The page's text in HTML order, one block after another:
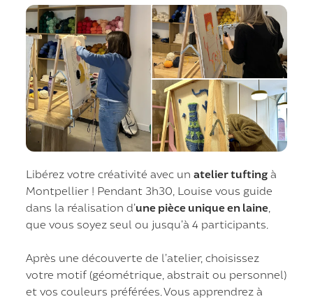
Libérez votre créativité avec unatelier tufting à
Montpellier ! Pendant 3h30, Louise vous guide
dans la réalisation d’une pièce unique en laine
que vous soyez seul ou jusqu’à 4 participants.
Après une découverte de l’atelier, choisissez
votre motif (géométrique, abstrait ou personnel)
et vos couleurs préférées. Vous apprendrez à